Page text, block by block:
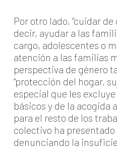
Por otro lado, “cuidar
decir, ayudar a las
cargo, adolescentes o
atención a las familias
perspectiva de género
“protección del hogar,
especial que les
básicos y de la acogida
para el resto de los
colectivo ha
denunciando la